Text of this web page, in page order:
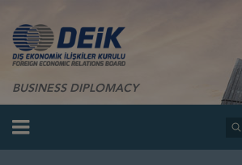
BUSINESS DIPLOMACY